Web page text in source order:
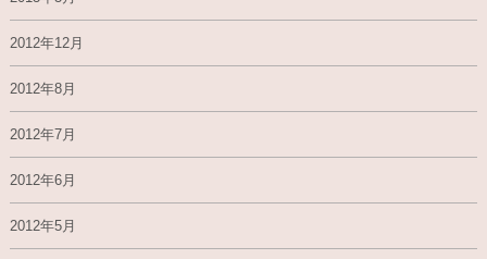
2012年12月
2012年8月
2012年7月
2012年6月
2012年5月